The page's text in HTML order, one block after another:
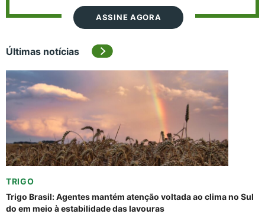
ASSINE AGORA
Últimas notícias
TRIGO
Trigo Brasil: Agentes mantém atenção voltada ao clima no Sul
do em meio à estabilidade das lavouras